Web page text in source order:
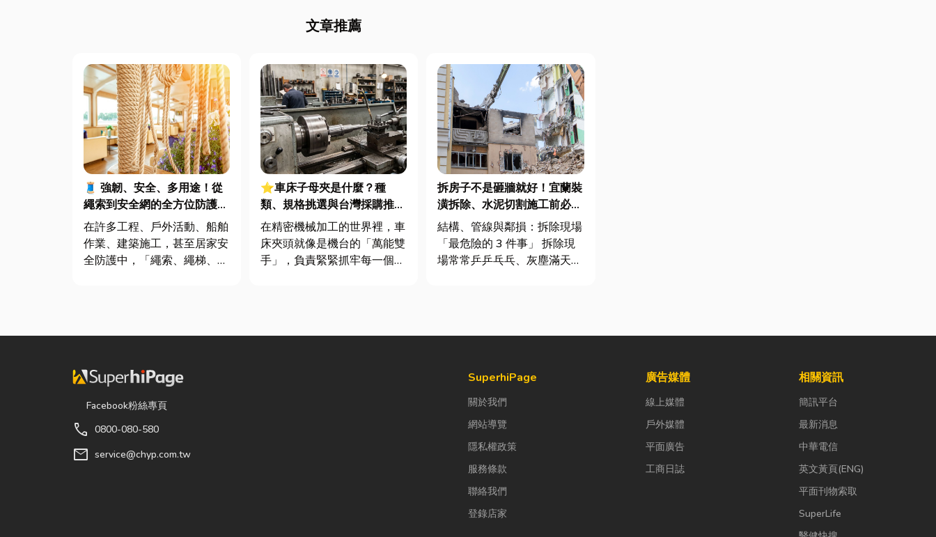
文章推薦
🧵 強韌、安全、多用途！從
繩索到安全網的全方位防護應
用指南
在許多工程、戶外活動、船舶
作業、建築施工，甚至居家安
全防護中，「繩索、繩梯、安
具備高強...
⭐車床子母夾是什麼？種
類、規格挑選與台灣採購推薦
完整指南
在精密機械加工的世界裡，車
床夾頭就像是機台的「萬能雙
手」，負責緊緊抓牢每一個旋
拆房子不是砸牆就好！宜蘭裝
潢拆除、水泥切割施工前必看
的避坑指南，專家曝這 3 件事
最危險！
結構、管線與鄰損：拆除現場
「最危險的 3 件事」 拆除現
場常常乒乒乓乓、灰塵滿天
Facebook粉絲專頁
call 0800-080-580
mail service@chyp.com.tw
SuperhiPage
關於我們
網站導覽
隱私權政策
服務條款
聯絡我們
登錄店家
廣告媒體
線上媒體
戶外媒體
平面廣告
工商日誌
相關資訊
簡訊平台
最新消息
中華電信
英文黃頁(ENG)
平面刊物索取
SuperLife